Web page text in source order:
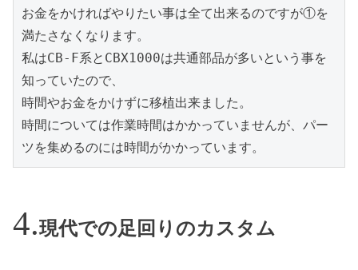
お金をかければやりたい事は全て出来るのですが①を
満たさなくなります。
私はCB-F系とCBX1000は共通部品が多いという事を
知っていたので、
時間やお金をかけずに移植出来ました。
時間については作業時間はかかっていませんが、パー
ツを集めるのには時間がかかっています。
現代での足回りのカスタム